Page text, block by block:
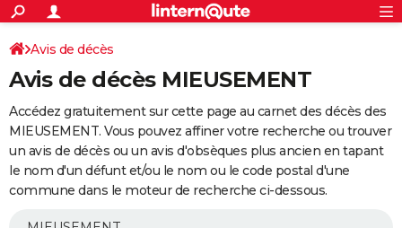
ACTUALITÉS
Politique
Société
Faits Divers
Education
Monde
Villes
+
SPORT
Coupe du monde 2026
Football
Tennis
Cyclisme
Rugby
Forum
Programme TV
TNT
Streaming
Cinéma
Sorties cinéma
Musique
+
FINANCE
Impôts
Immobilier
Risques naturels par ville
Banque
Assurance
Crédit
AUTO
Essais
Réserver un essai
Citadines
Berlines
SUV
Forum auto
+
Avis de décès
Avis de décès MIEUSEMENT
Accédez gratuitement sur cette page au carnet des décès des
MIEUSEMENT. Vous pouvez affiner votre recherche ou trouver
un avis de décès ou un avis d'obsèques plus ancien en tapant
le nom d'un défunt et/ou le nom ou le code postal d'une
commune dans le moteur de recherche ci-dessous.